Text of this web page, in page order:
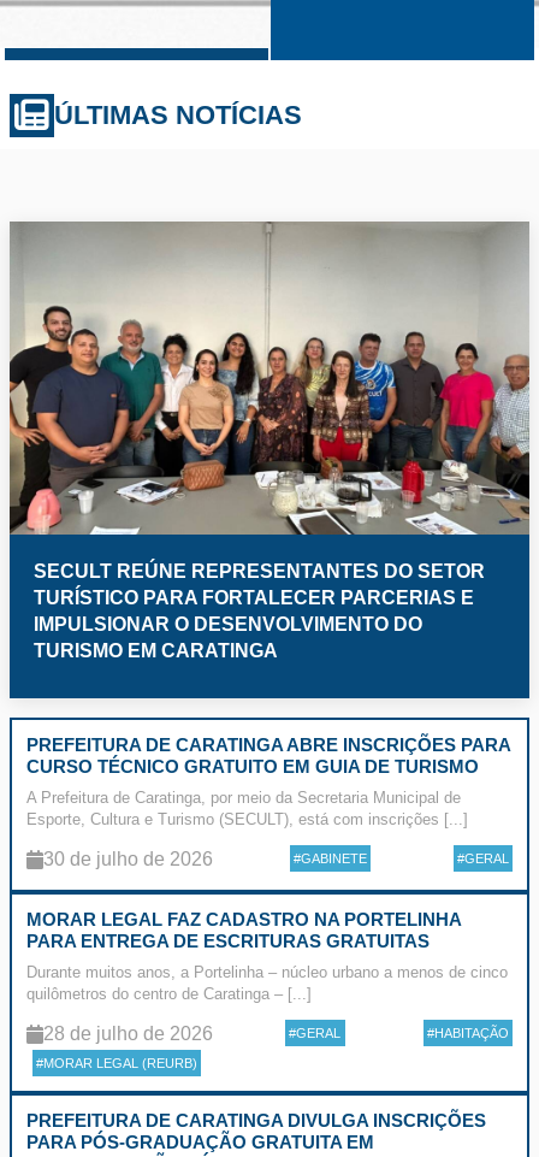
ÚLTIMAS NOTÍCIAS
SECULT REÚNE REPRESENTANTES DO SETOR
TURÍSTICO PARA FORTALECER PARCERIAS E
IMPULSIONAR O DESENVOLVIMENTO DO
TURISMO EM CARATINGA
PREFEITURA DE CARATINGA ABRE INSCRIÇÕES PARA
CURSO TÉCNICO GRATUITO EM GUIA DE TURISMO
A Prefeitura de Caratinga, por meio da Secretaria Municipal de
Esporte, Cultura e Turismo (SECULT), está com inscrições [...]
30 de julho de 2026 #GABINETE #GERAL
MORAR LEGAL FAZ CADASTRO NA PORTELINHA
PARA ENTREGA DE ESCRITURAS GRATUITAS
Durante muitos anos, a Portelinha – núcleo urbano a menos de cinco
quilômetros do centro de Caratinga – [...]
28 de julho de 2026 #GERAL #HABITAÇÃO
#MORAR LEGAL (REURB)
PREFEITURA DE CARATINGA DIVULGA INSCRIÇÕES
PARA PÓS-GRADUAÇÃO GRATUITA EM